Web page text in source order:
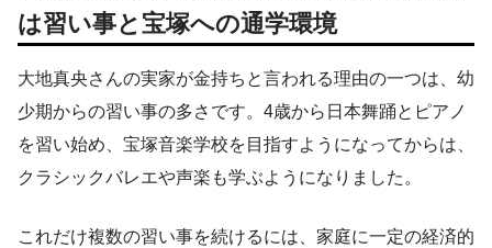
は習い事と宝塚への通学環境
大地真央さんの実家が金持ちと言われる理由の一つは、幼
少期からの習い事の多さです。4歳から日本舞踊とピアノ
を習い始め、宝塚音楽学校を目指すようになってからは、
クラシックバレエや声楽も学ぶようになりました。
これだけ複数の習い事を続けるには、家庭に一定の経済的